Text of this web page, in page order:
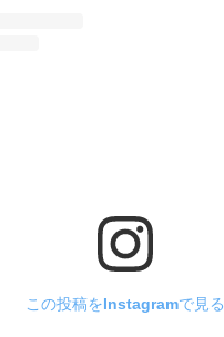
この投稿をInstagramで見る